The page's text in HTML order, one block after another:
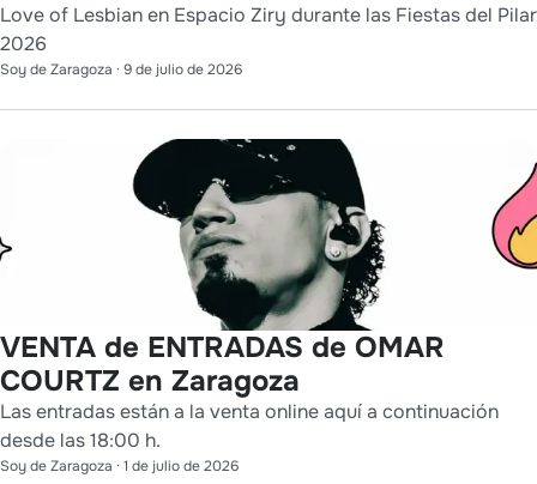
Love of Lesbian en Espacio Ziry durante las Fiestas del Pilar
2026
Soy de Zaragoza · 9 de julio de 2026
VENTA de ENTRADAS de OMAR
COURTZ en Zaragoza
Las entradas están a la venta online aquí a continuación
desde las 18:00 h.
Soy de Zaragoza · 1 de julio de 2026